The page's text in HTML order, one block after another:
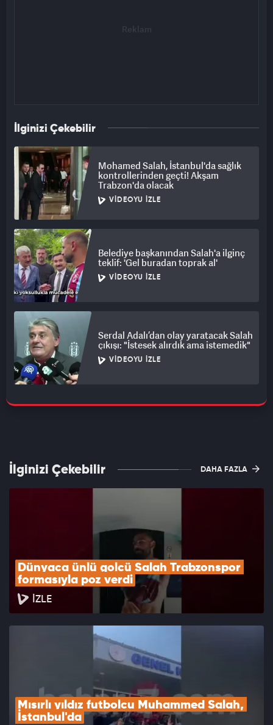
İlginizi Çekebilir
Mohamed Salah, İstanbul'da sağlık
kontrollerinden geçti! Akşam
Trabzon'da olacak
VIDEOYU İZLE
Belediye başkanından Salah'a ilginç
teklif: 'Gel buradan toprak al'
VIDEOYU İZLE
Serdal Adalı’dan olay yaratacak Salah
çıkışı: "İstesek alırdık ama istemedik"
VIDEOYU İZLE
İlginizi Çekebilir DAHA FAZLA
Dünyaca ünlü golcü Salah Trabzonspor
formasıyla poz verdi
İZLE
Mısırlı yıldız futbolcu Muhammed Salah,
İstanbul'da